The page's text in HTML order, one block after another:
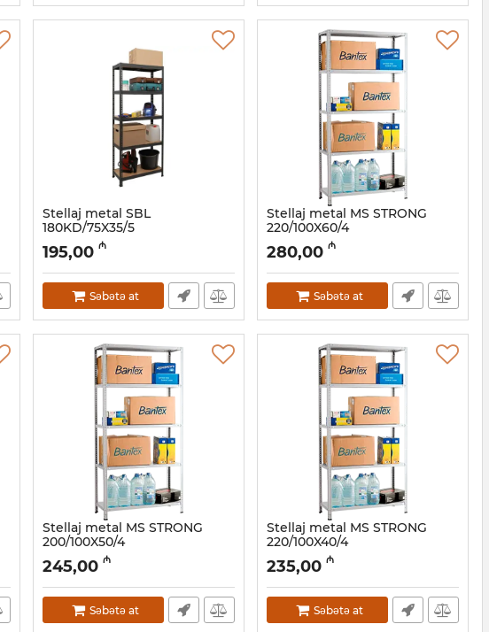
Stellaj metal SBL
180KD/75X35/5
Artikul: 032001115
195,00 ₼
Səbətə at
Stellaj metal MS STRONG
220/100X60/4
Artikul: 032001114
280,00 ₼
Səbətə at
Stellaj metal MS STRONG
200/100X50/4
Artikul: 032001111
245,00 ₼
Səbətə at
Stellaj metal MS STRONG
220/100X40/4
Artikul: 032001110
235,00 ₼
Səbətə at